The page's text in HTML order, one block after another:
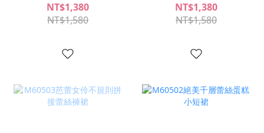
NT$1,380
NT$1,580
NT$1,380
NT$1,580